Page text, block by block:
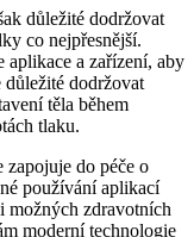
důležité dodržovat
co nejpřesnější.
aplikace a zařízení, aby
dodržovat
těla během
tlaku.
zapojuje do péče o
používání aplikací
možných zdravotních
moderní technologie